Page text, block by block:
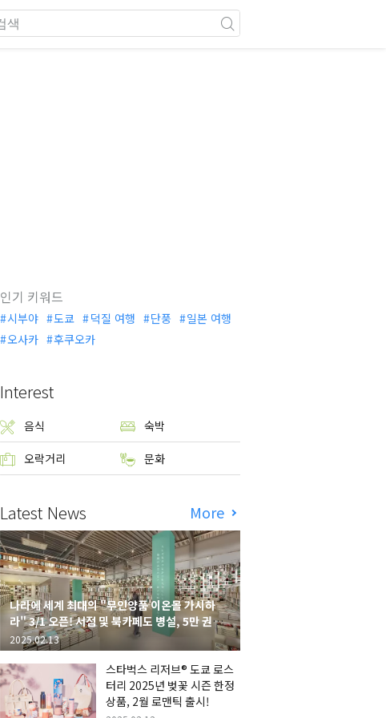
인기 키워드
시부야 도쿄 덕질 여행 단풍
일본 여행
오사카
후쿠오카
Interest
음식 숙박
오락거리 문화
Latest News More
나라에 세계 최대의 "무인양품 이온몰 가시하
라" 3/1 오픈! 서점 및 북카페도 병설, 5만 권의
"가시하라 서점"도 출점
2025.02.13
스타벅스 리저브® 도쿄 로스
터리 2025년 벚꽃 시즌 한정
상품, 2월 로맨틱 출시!